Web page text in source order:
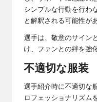
シンプルな行動を行わ
と解釈される可能性が
選手は、敬意のサイン
け、ファンとの絆を強
不適切な服装
選手紹介時に不適切な
ロフェッショナリズム